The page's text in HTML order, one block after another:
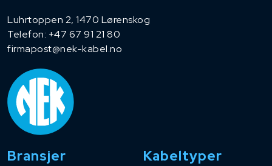
Luhrtoppen 2, 1470 Lørenskog
Telefon: +47 67 91 21 80
firmapost@nek-kabel.no
Bransjer Kabeltyper